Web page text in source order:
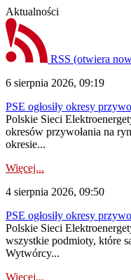
Aktualności
RSS (otwiera
6 sierpnia 2026, 09:19
PSE ogłosiły okresy
Polskie Sieci
okresów przywołania na
okresie...
Więcej...
4 sierpnia 2026, 09:50
PSE ogłosiły okresy
Polskie Sieci
wszystkie podmioty, które
Wytwórcy...
Więcej...